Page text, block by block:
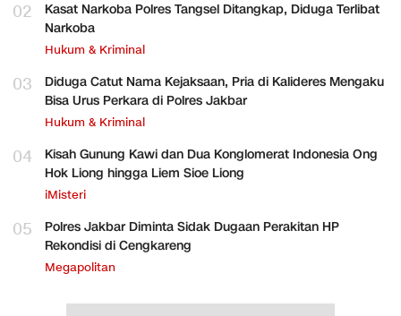
02
Kasat Narkoba Polres Tangsel Ditangkap, Diduga Terlibat
Narkoba
Hukum & Kriminal
03
Diduga Catut Nama Kejaksaan, Pria di Kalideres Mengaku
Bisa Urus Perkara di Polres Jakbar
Hukum & Kriminal
04
Kisah Gunung Kawi dan Dua Konglomerat Indonesia Ong
Hok Liong hingga Liem Sioe Liong
iMisteri
05
Polres Jakbar Diminta Sidak Dugaan Perakitan HP
Rekondisi di Cengkareng
Megapolitan